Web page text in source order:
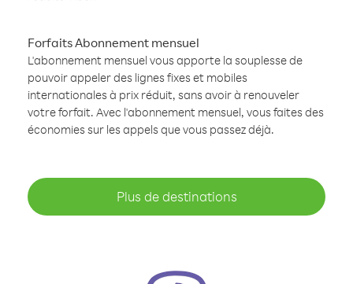
Forfaits Abonnement mensuel
L'abonnement mensuel vous apporte la souplesse de
pouvoir appeler des lignes fixes et mobiles
internationales à prix réduit, sans avoir à renouveler
votre forfait. Avec l'abonnement mensuel, vous faites des
économies sur les appels que vous passez déjà.
Plus de destinations